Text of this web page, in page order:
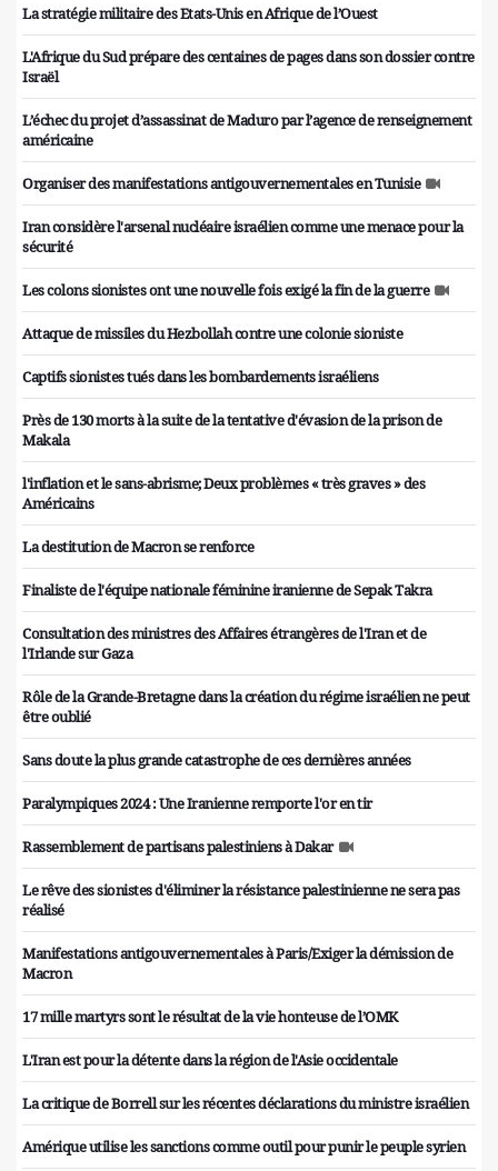
La stratégie militaire des Etats-Unis en Afrique de l’Ouest
L'Afrique du Sud prépare des centaines de pages dans son dossier contre
Israël
L’échec du projet d’assassinat de Maduro par l’agence de renseignement
américaine
Organiser des manifestations antigouvernementales en Tunisie
Iran considère l'arsenal nucléaire israélien comme une menace pour la
sécurité
Les colons sionistes ont une nouvelle fois exigé la fin de la guerre
Attaque de missiles du Hezbollah contre une colonie sioniste
Captifs sionistes tués dans les bombardements israéliens
Près de 130 morts à la suite de la tentative d'évasion de la prison de
Makala
l'inflation et le sans-abrisme; Deux problèmes « très graves » des
Américains
La destitution de Macron se renforce
Finaliste de l'équipe nationale féminine iranienne de Sepak Takra
Consultation des ministres des Affaires étrangères de l'Iran et de
l'Irlande sur Gaza
Rôle de la Grande-Bretagne dans la création du régime israélien ne peut
être oublié
Sans doute la plus grande catastrophe de ces dernières années
Paralympiques 2024 : Une Iranienne remporte l'or en tir
Rassemblement de partisans palestiniens à Dakar
Le rêve des sionistes d'éliminer la résistance palestinienne ne sera pas
réalisé
Manifestations antigouvernementales à Paris/Exiger la démission de
Macron
17 mille martyrs sont le résultat de la vie honteuse de l’OMK
L'Iran est pour la détente dans la région de l'Asie occidentale
La critique de Borrell sur les récentes déclarations du ministre israélien
Amérique utilise les sanctions comme outil pour punir le peuple syrien